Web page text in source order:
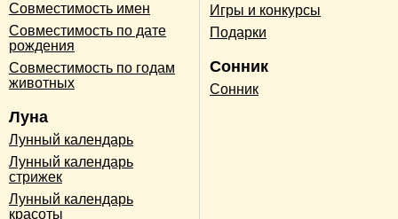
Совместимость имен
Совместимость по дате
рождения
Совместимость по годам
животных
Луна
Лунный календарь
Лунный календарь
стрижек
Лунный календарь
красоты
Игры и конкурсы
Подарки
Сонник
Сонник